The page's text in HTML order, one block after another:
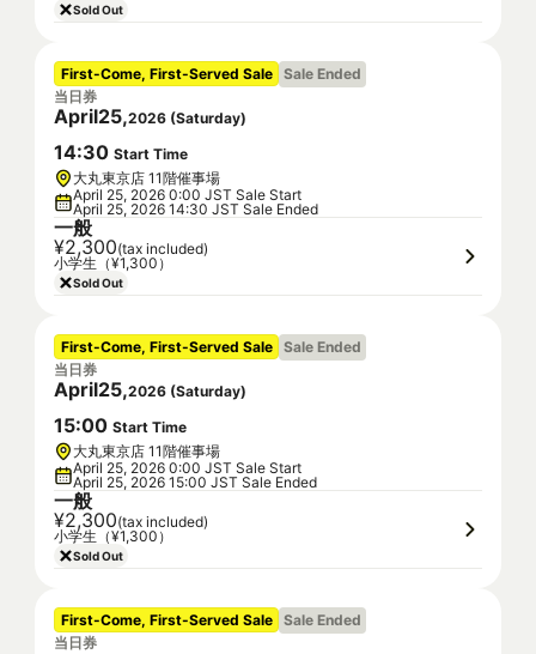
Sold Out
First-Come, First-Served Sale Sale Ended
当日券
April25,2026 (Saturday)
14:30 Start Time
大丸東京店 11階催事場
April 25, 2026 0:00 JST Sale Start
April 25, 2026 14:30 JST Sale Ended
一般
¥2,300(tax included)
小学生（¥1,300）
Sold Out
First-Come, First-Served Sale Sale Ended
当日券
April25,2026 (Saturday)
15:00 Start Time
大丸東京店 11階催事場
April 25, 2026 0:00 JST Sale Start
April 25, 2026 15:00 JST Sale Ended
一般
¥2,300(tax included)
小学生（¥1,300）
Sold Out
First-Come, First-Served Sale Sale Ended
当日券